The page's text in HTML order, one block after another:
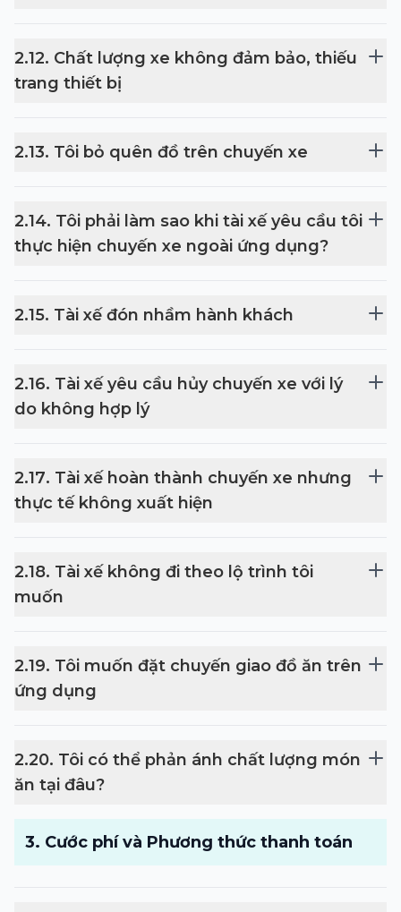
2.12. Chất lượng xe không đảm bảo, thiếu
trang thiết bị
2.13. Tôi bỏ quên đồ trên chuyến xe
2.14. Tôi phải làm sao khi tài xế yêu cầu tôi
thực hiện chuyến xe ngoài ứng dụng?
2.15. Tài xế đón nhầm hành khách
2.16. Tài xế yêu cầu hủy chuyến xe với lý
do không hợp lý
2.17. Tài xế hoàn thành chuyến xe nhưng
thực tế không xuất hiện
2.18. Tài xế không đi theo lộ trình tôi
muốn
2.19. Tôi muốn đặt chuyến giao đồ ăn trên
ứng dụng
2.20. Tôi có thể phản ánh chất lượng món
ăn tại đâu?
3. Cước phí và Phương thức thanh toán